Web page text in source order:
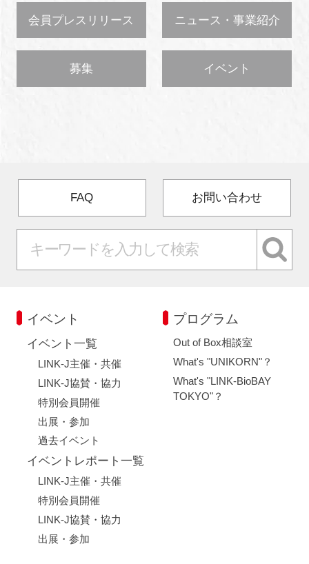
会員プレスリリース ニュース・事業紹介
募集 イベント
FAQ お問い合わせ
イベント
イベント一覧
LINK-J主催・共催
LINK-J協賛・協力
特別会員開催
出展・参加
過去イベント
イベントレポート一覧
LINK-J主催・共催
特別会員開催
LINK-J協賛・協力
出展・参加
プログラム
Out of Box相談室
What's "UNIKORN"？
What's "LINK-BioBAY
TOKYO"？